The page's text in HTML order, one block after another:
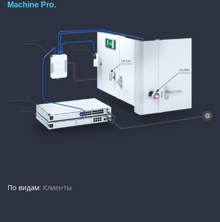
Machine Pro.
По видам: Клиенты